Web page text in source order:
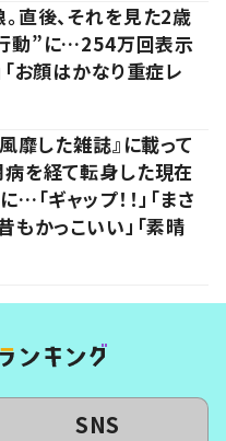
直後、それを見た2歳
動”に…254万回表示
「お顔はかなり重症レ
靡した雑誌』に載って
病を経て転身した現在
「ギャップ！！」「まさ
もかっこいい」「素晴
SNS